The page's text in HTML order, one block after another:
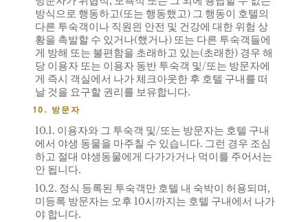
방식으로 행동하고(또는 행동했고) 그 행동이 호텔의
다른 투숙객이나 직원읜 안전 및 건강에 대한 위험 상
황을 촉발할 수 있거나(했거나) 또는 다른 투숙객들에
게 방해 또는 불편함을 초래하고 있는(초래한) 경우 해
당 이용자 또는 이용자 동반 투숙객 및/또는 방문자에
게 즉시 객실에서 나가 체크아웃한 후 호텔 구내를 떠
날 것을 요구할 권리를 보유합니다.
10. 방문자
10.1. 이용자와 그 투숙객 및/또는 방문자는 호텔 구내
에서 야생 동물을 마주칠 수 있습니다. 그런 경우 조심
하고 절대 야생동물에게 다가가거나 먹이를 주어서는
안 됩니다.
10.2. 정식 등록된 투숙객만 호텔 내 숙박이 허용되며,
미등록 방문자는 오후 10시까지는 호텔 구내에서 나가
야 합니다.